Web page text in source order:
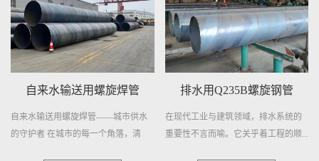
自来水输送用螺旋焊管
自来水输送用螺旋焊管——城市供水
的守护者 在城市的每一个角落，清
排水用Q235B螺旋钢管
在现代工业与建筑领域，排水系统的
重要性不言而喻。它关乎着工程的顺...